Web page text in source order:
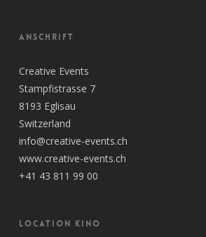
ANSCHRIFT
Creative Events
Stampfistrasse 7
8193 Eglisau
Switzerland
info@creative-events.ch
www.creative-events.ch
+41 43 811 99 00
LOCATION KINO